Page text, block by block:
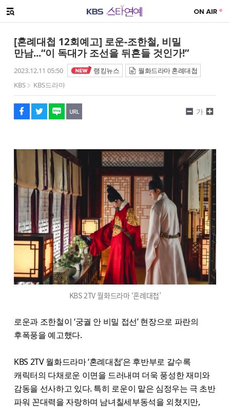
메뉴 열기
[혼례대첩 12회예고] 로운-조한철, 비밀
만남...“이 독대가 조선을 뒤흔들 것인가!”
2023.12.11 05:50 랭킹뉴스
월화드라마 혼례대첩
KBS
KBS드라마
페이스북
트위터
네이버
URL복사
글씨 작게보기
가
글씨 크게보기
KBS 2TV 월화드라마 ‘혼례대첩’
로운과 조한철이 ‘궁궐 안 비밀 접선’ 현장으로 파란의
후폭풍을 예고했다.
KBS 2TV 월화드라마 ‘혼례대첩’은 후반부로 갈수록
캐릭터의 다채로운 이면을 드러내며 더욱 풍성한 재미와
감동을 선사하고 있다. 특히 로운이 맡은 심정우는 극 초반
파워 꼰대력을 자랑하며 남녀칠세부동석을 외쳤지만,